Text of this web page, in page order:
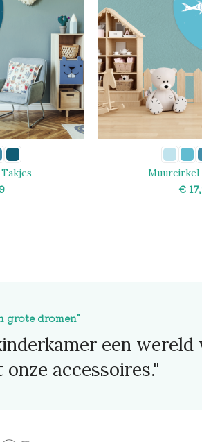
Muurcirkel
€
grote dromen"
een wereld
accessoires."